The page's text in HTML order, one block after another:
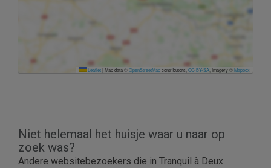
Leaflet| Map data ©OpenStreetMapcontributors,CC-BY-SA, Imagery ©Mapbox
Niet helemaal het huisje waar u naar op
zoek was?
Andere websitebezoekers die in Tranquil à Deux